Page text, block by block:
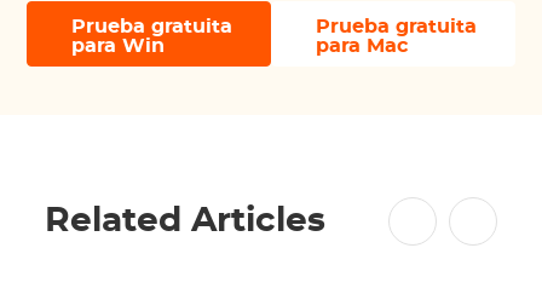
Prueba gratuita
para Win
Prueba gratuita
para Mac
Related Articles